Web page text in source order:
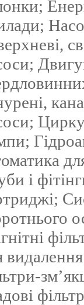
і
видалення